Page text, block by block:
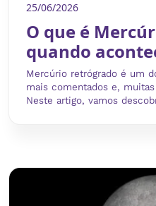
25/06/2026
O que é
quando
Mercúrio retrógrado é um
mais comentados e,
Neste artigo, vamos